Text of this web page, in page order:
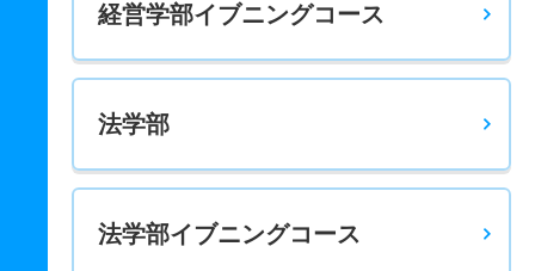
39人 4.60倍 3.90倍 81人 78人 51.90
栄養科学科 一般 前期３最高英国地公数
39人 5.30倍 － 35人 32人 6人 57.30
栄養科学科 一般 多面的評価前期２科目
経営学部イブニングコース
法学部
法学部イブニングコース